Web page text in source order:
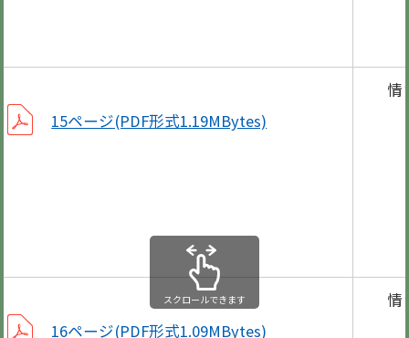
15ページ(PDF形式1.19MBytes)
情
16ページ(PDF形式1.09MBytes)
情
スクロールできます